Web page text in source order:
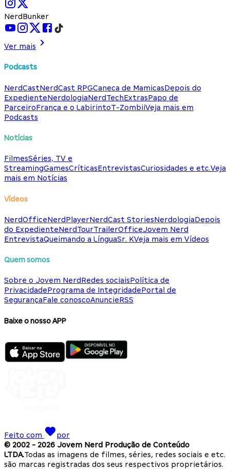
NerdBunker
Ver mais
Podcasts
NerdCastNerdCast RPGCaneca de MamicasDepois do
ExpedienteNerdologiaNerdTechExtrasPapo de
ParceiroFrança e o LabirintoT-ZombiiVeja mais em
Podcasts
Notícias
FilmesSéries, TV e
StreamingGamesCríticasEntrevistasCuriosidades e etc.Veja
mais em Notícias
Vídeos
NerdOfficeNerdPlayerNerdCast StoriesNerdologiaDepois
do ExpedienteNerdTourTrailerOfficeJovem Nerd
EntrevistaQueimando a LínguaSr. KVeja mais em Vídeos
Quem somos
Sobre o Jovem NerdRedes sociaisPolítica de
PrivacidadePrograma de IntegridadePortal de
SegurançaFale conoscoAnuncieRSS
Baixe o nosso APP
Feito com
por
© 2002 - 2026 Jovem Nerd Produção de Conteúdo
LTDA.Todas as imagens de filmes, séries, redes sociais e etc.
são marcas registradas dos seus respectivos proprietários.